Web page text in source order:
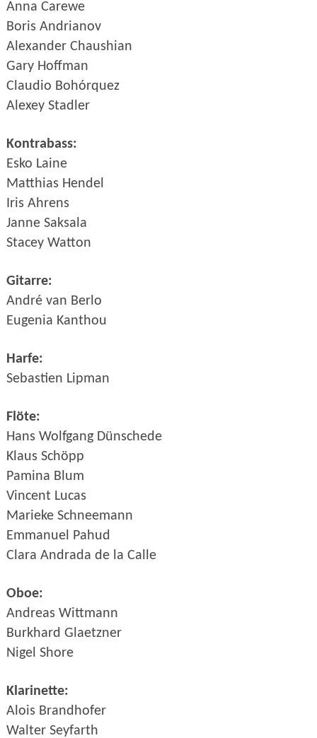
Anna Carewe
Boris Andrianov
Alexander Chaushian
Gary Hoffman
Claudio Bohórquez
Alexey Stadler
Kontrabass:
Esko Laine
Matthias Hendel
Iris Ahrens
Janne Saksala
Stacey Watton
Gitarre:
André van Berlo
Eugenia Kanthou
Harfe:
Sebastien Lipman
Flöte:
Hans Wolfgang Dünschede
Klaus Schöpp
Pamina Blum
Vincent Lucas
Marieke Schneemann
Emmanuel Pahud
Clara Andrada de la Calle
Oboe:
Andreas Wittmann
Burkhard Glaetzner
Nigel Shore
Klarinette:
Alois Brandhofer
Walter Seyfarth